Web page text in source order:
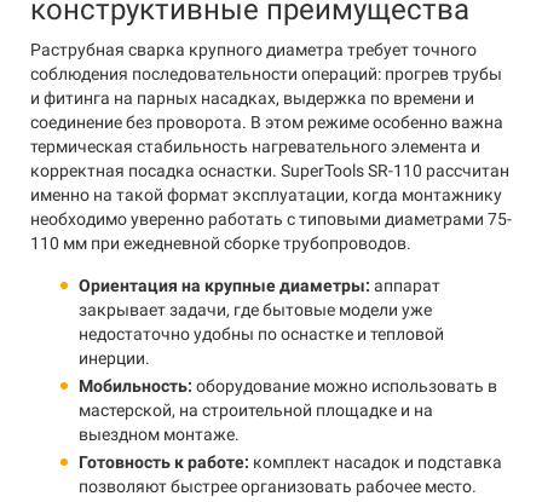
конструктивные преимущества
Раструбная сварка крупного диаметра требует точного
соблюдения последовательности операций: прогрев трубы
и фитинга на парных насадках, выдержка по времени и
соединение без проворота. В этом режиме особенно важна
термическая стабильность нагревательного элемента и
корректная посадка оснастки. SuperTools SR-110 рассчитан
именно на такой формат эксплуатации, когда монтажнику
необходимо уверенно работать с типовыми диаметрами 75-
110 мм при ежедневной сборке трубопроводов.
Ориентация на крупные диаметры: аппарат
закрывает задачи, где бытовые модели уже
недостаточно удобны по оснастке и тепловой
инерции.
Мобильность: оборудование можно использовать в
мастерской, на строительной площадке и на
выездном монтаже.
Готовность к работе: комплект насадок и подставка
позволяют быстрее организовать рабочее место.